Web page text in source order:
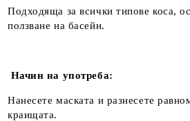
Подходяща за всички типове коса,
ползване на басейн.
Начин на употреба:
Нанесете маската и разнесете
краищата.